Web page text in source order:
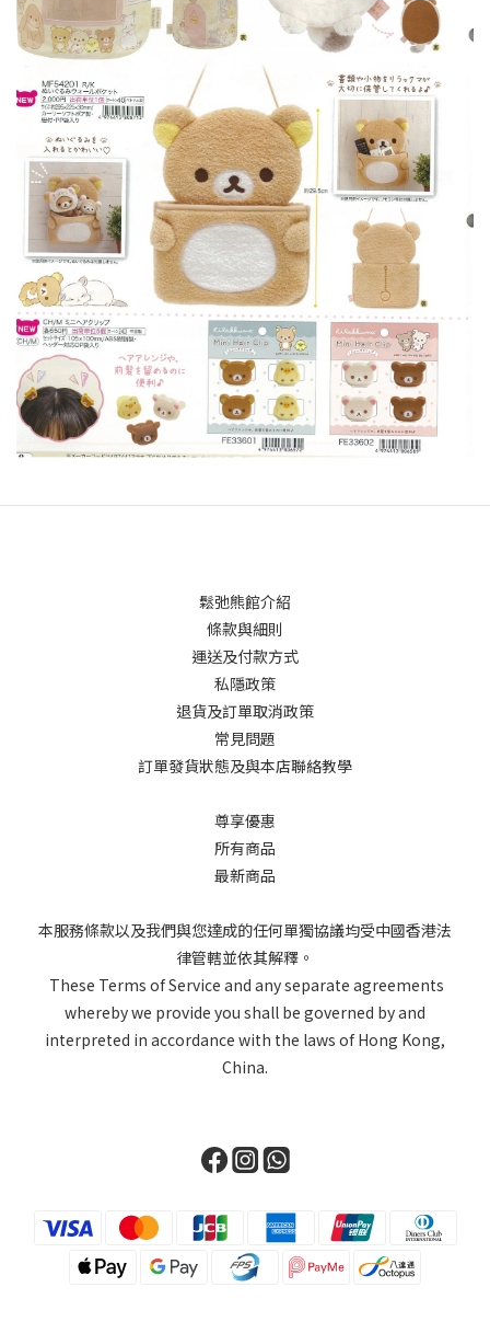
鬆弛熊館介紹
條款與細則
運送及付款方式
私隱政策
退貨及訂單取消政策
常見問題
訂單發貨狀態及與本店聯絡教學
尊享優惠
所有商品
最新商品
本服務條款以及我們與您達成的任何單獨協議均受中國香港法
律管轄並依其解釋。
These Terms of Service and any separate agreements
whereby we provide you shall be governed by and
interpreted in accordance with the laws of Hong Kong,
China.